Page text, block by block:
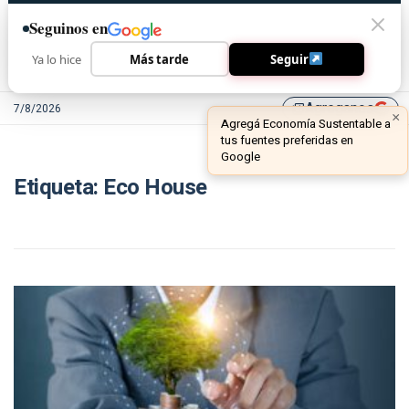
7/8/2026 library_addAgreganos ×
Agregá Economía Sustentable a
tus fuentes preferidas en
Google
Etiqueta: Eco House
Seguinos en
Ya lo hice Más tarde Seguir